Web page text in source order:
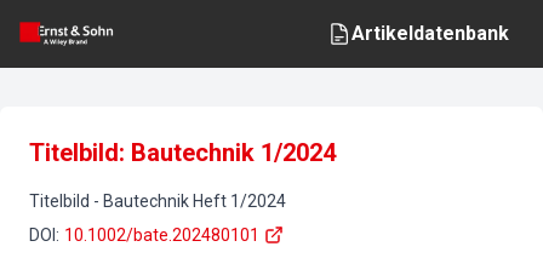
Artikeldatenbank
Titelbild: Bautechnik 1/2024
Titelbild - Bautechnik Heft 1/2024
DOI : 10.1002/bate.202480101